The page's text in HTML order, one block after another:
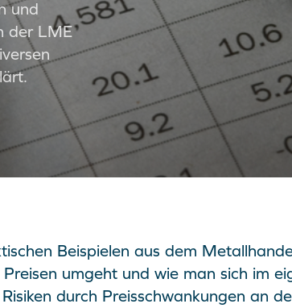
und
der LME
Beispielen aus dem
umgeht und wie man sich im
durch Preisschwankungen an